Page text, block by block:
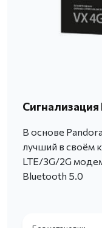
Сигнализация
В основе
лучший в своём
LTE/3G/2G
Bluetooth 5.0